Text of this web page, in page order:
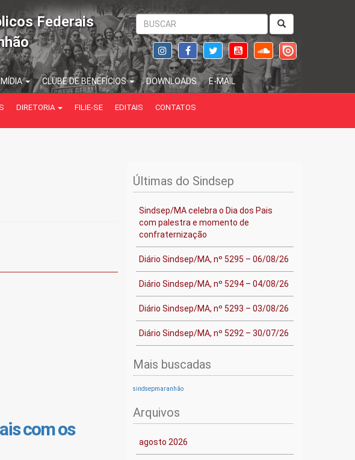
Federais
CLUBE DE BENEFÍCIOS DOWNLOADS E-MAIL
DIRETORIA FILIE-SE EDITAIS CONTATOS
com os
Últimas do Sindsep
Sindsep/MA celebra o Dia dos Pais
com palestra e momento de
confraternização
Diário Sindsep/MA, nº 5295 – 06/08/26
Diário Sindsep/MA, nº 5294 – 04/08/26
Diário Sindsep/MA, nº 5293 – 03/08/26
Diário Sindsep/MA, nº 5292 – 30/07/26
Mais buscadas
sindsepmaranhão
Arquivos
agosto 2026